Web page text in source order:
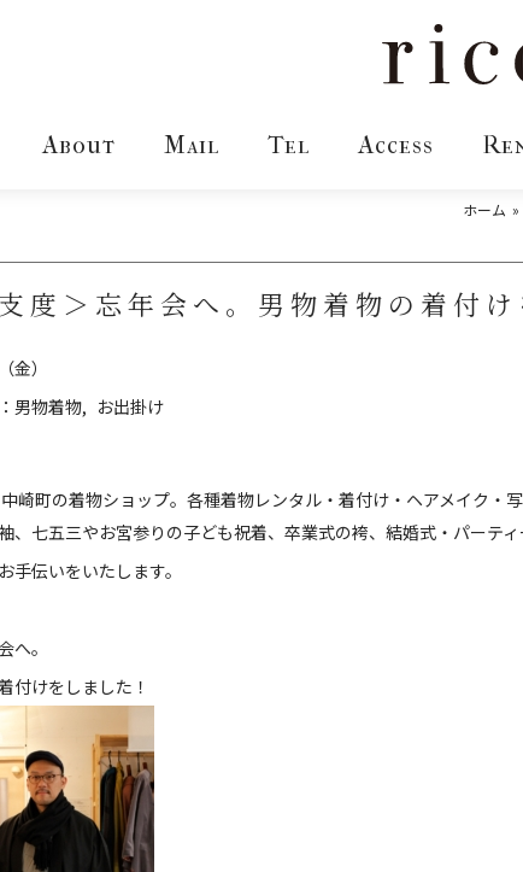
About Mail Tel Access
ホーム
度＞忘年会へ。男物着物の着付け
金）
男物着物 お出掛け
崎町の着物ショップ。各種着物レンタル・着付け・ヘアメイク・写
、七五三やお宮参りの子ども祝着、卒業式の袴、結婚式・パーテ
手伝いをいたします。
へ。
付けをしました！